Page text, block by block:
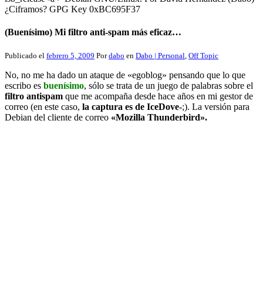
¿Ciframos? GPG Key 0xBC695F37
(Buenísimo) Mi filtro anti-spam más eficaz…
Publicado el febrero 5, 2009 Pordabo en Dabo | Personal, Off Topic
No, no me ha dado un ataque de «egoblog» pensando que lo que
escribo es buenísimo, sólo se trata de un juego de palabras sobre el
filtro antispam que me acompaña desde hace años en mi gestor de
correo (en este caso, la captura es de IceDove-;). La versión para
Debian del cliente de correo «Mozilla Thunderbird».